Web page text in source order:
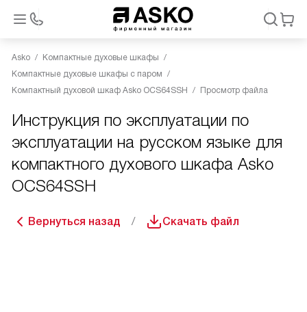
Asko
Компактные духовые шкафы
Компактные духовые шкафы с паром
Компактный духовой шкаф Asko OCS64SSH
Просмотр файла
Инструкция по эксплуатации по
эксплуатации на русском языке для
компактного духового шкафа Asko
OCS64SSH
Вернуться назад Скачать файл